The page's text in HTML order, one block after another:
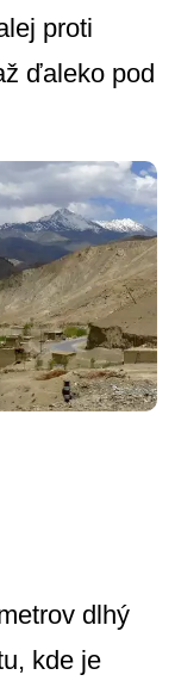
proti
ďaleko pod
dlhý
kde je